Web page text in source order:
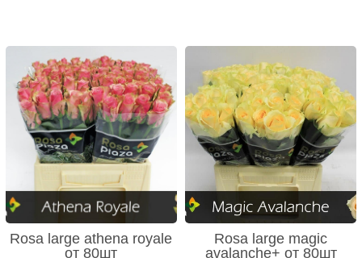
Rosa large athena royale
от 80шт
Rosa large magic
avalanche+ от 80шт